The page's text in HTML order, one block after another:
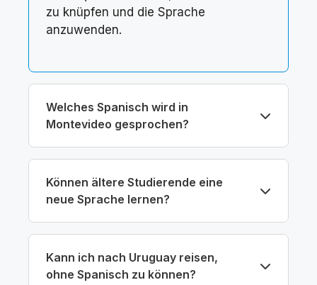
zu knüpfen und die Sprache
anzuwenden.
Welches Spanisch wird in
Montevideo gesprochen?
Können ältere Studierende eine
neue Sprache lernen?
Kann ich nach Uruguay reisen,
ohne Spanisch zu können?